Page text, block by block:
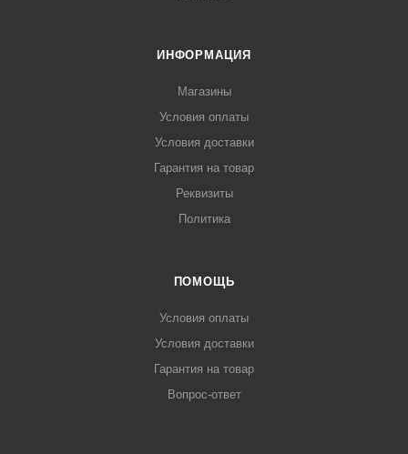
ИНФОРМАЦИЯ
Магазины
Условия оплаты
Условия доставки
Гарантия на товар
Реквизиты
Политика
ПОМОЩЬ
Условия оплаты
Условия доставки
Гарантия на товар
Вопрос-ответ